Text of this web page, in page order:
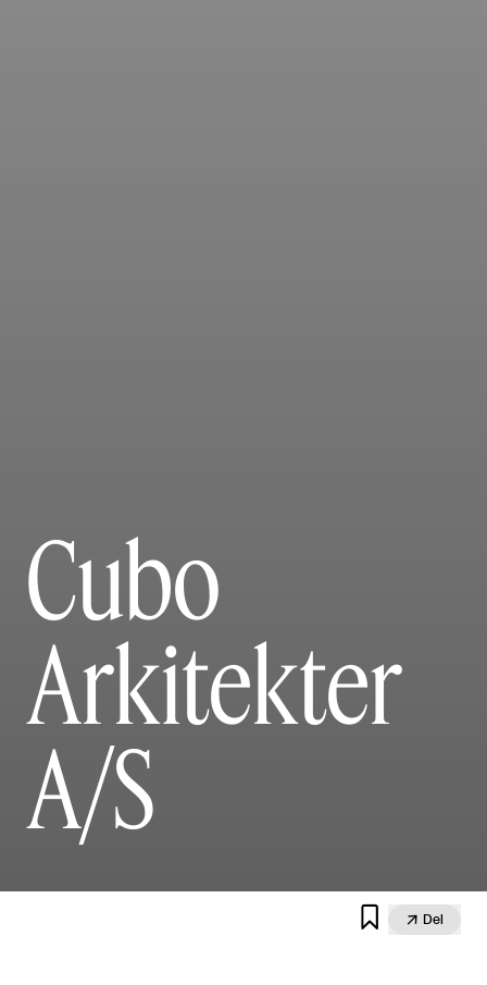
Cubo
Arkitekter
A/S
  Del